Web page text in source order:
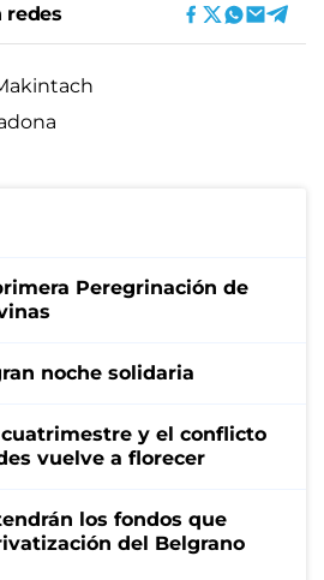
redes
Peregrinación de
noche solidaria
y el conflicto
vuelve a florecer
los fondos que
del Belgrano